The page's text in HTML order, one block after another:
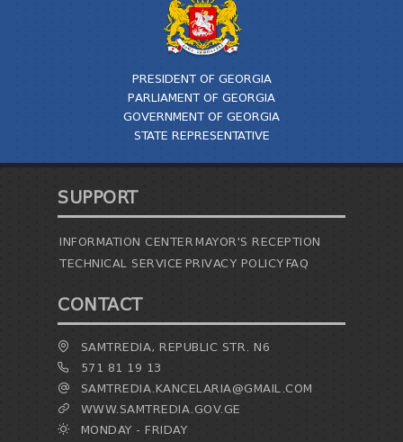
PRESIDENT OF GEORGIA
PARLIAMENT OF GEORGIA
GOVERNMENT OF GEORGIA
STATE REPRESENTATIVE
SUPPORT
INFORMATION CENTERMAYOR'S RECEPTION
TECHNICAL SERVICE PRIVACY POLICYFAQ
CONTACT
SAMTREDIA, REPUBLIC STR. N6
571 81 19 13
SAMTREDIA.KANCELARIA@GMAIL.COM
WWW.SAMTREDIA.GOV.GE
MONDAY - FRIDAY